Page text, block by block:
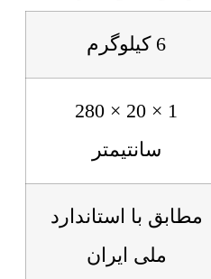
6 کیلوگرم
1 × 20 × 280
سانتیمتر
مطابق با استاندارد
ملی ایران